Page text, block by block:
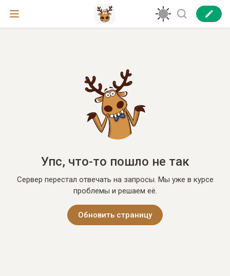
Упс, что-то пошло не так
Сервер перестал отвечать на запросы. Мы уже в курсе
проблемы и решаем её.
Обновить страницу